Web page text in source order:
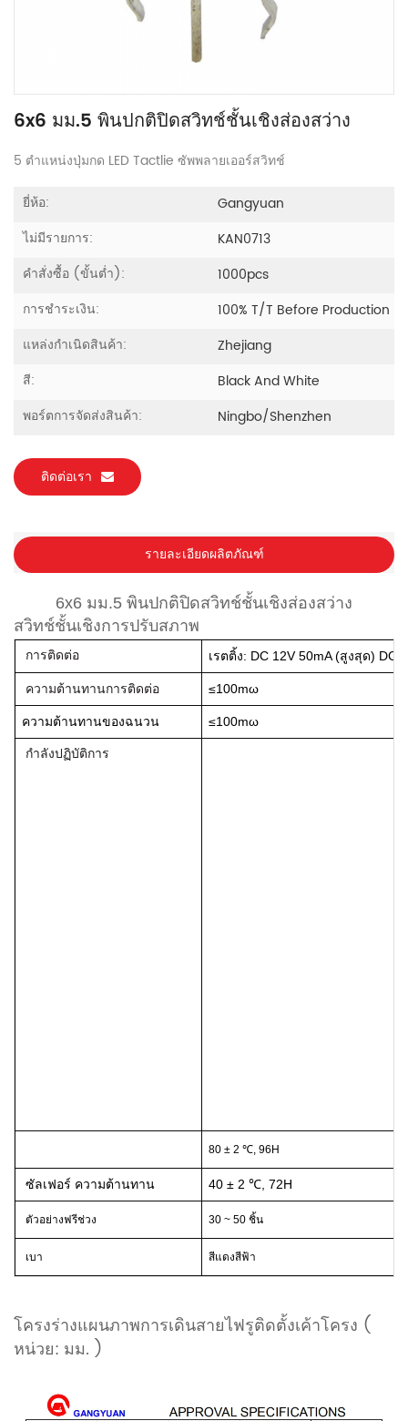
6x6 มม.5 พินปกติปิดสวิทช์ชั้นเชิงส่องสว่าง
5 ตำแหน่งปุ่มกด LED Tactlie ซัพพลายเออร์สวิทช์
ยี่ห้อ:
Gangyuan
ไม่มีรายการ:
KAN0713
คำสั่งซื้อ (ขั้นต่ำ):
1000pcs
การชำระเงิน:
100% T/T Before Production
แหล่งกำเนิดสินค้า:
Zhejiang
สี:
Black And White
พอร์ตการจัดส่งสินค้า:
Ningbo/Shenzhen
ติดต่อเรา
รายละเอียดผลิตภัณฑ์
6x6 มม.5 พินปกติปิดสวิทช์ชั้นเชิงส่องสว่าง
สวิทช์ชั้นเชิงการปรับสภาพ
การติดต่อ เรตติ้ง: DC 12V 50mA (สูงสุด) DC
ความต้านทานการติดต่อ ≤100mω
ความต้านทานของฉนวน ≤100mω
กำลังปฏิบัติการ
80 ± 2 ℃, 96H
ซัลเฟอร์ ความต้านทาน 40 ± 2 ℃, 72H
ตัวอย่างฟรีช่วง 30 ~ 50 ชิ้น
เบา สีแดงสีฟ้า
โครงร่างแผนภาพการเดินสายไฟรูติดตั้งเค้าโครง (
หน่วย: มม. )